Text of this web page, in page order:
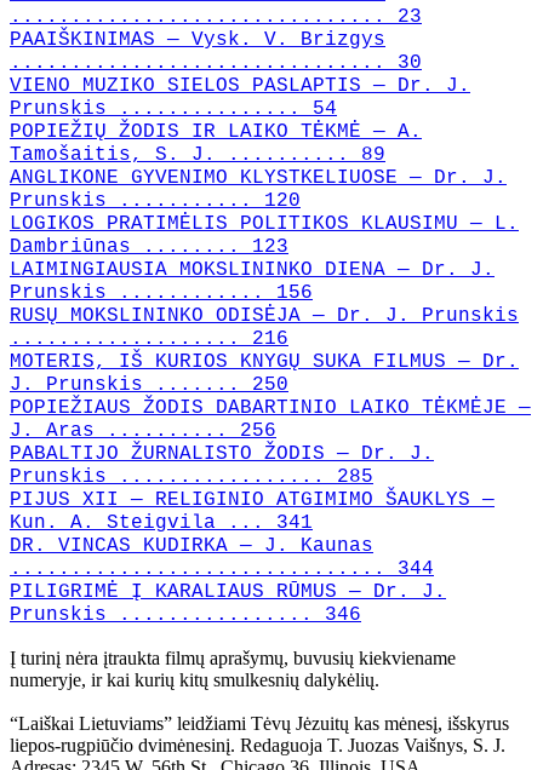
............................... 23
PAAIŠKINIMAS — Vysk. V. Brizgys
............................... 30
VIENO MUZIKO SIELOS PASLAPTIS — Dr. J.
Prunskis ............... 54
POPIEŽIŲ ŽODIS IR LAIKO TĖKMĖ — A.
Tamošaitis, S. J. .......... 89
ANGLIKONE GYVENIMO KLYSTKELIUOSE — Dr. J.
Prunskis ........... 120
LOGIKOS PRATIMĖLIS POLITIKOS KLAUSIMU — L.
Dambriūnas ........ 123
LAIMINGIAUSIA MOKSLININKO DIENA — Dr. J.
Prunskis ............ 156
RUSŲ MOKSLININKO ODISĖJA — Dr. J. Prunskis
................... 216
MOTERIS, IŠ KURIOS KNYGŲ SUKA FILMUS — Dr.
J. Prunskis ....... 250
POPIEŽIAUS ŽODIS DABARTINIO LAIKO TĖKMĖJE —
J. Aras .......... 256
PABALTIJO ŽURNALISTO ŽODIS — Dr. J.
Prunskis ................. 285
PIJUS XII — RELIGINIO ATGIMIMO ŠAUKLYS —
Kun. A. Steigvila ... 341
DR. VINCAS KUDIRKA — J. Kaunas
............................... 344
PILIGRIMĖ Į KARALIAUS RŪMUS — Dr. J.
Prunskis ................ 346
Į turinį nėra įtraukta filmų aprašymų, buvusių kiekviename
numeryje, ir kai kurių kitų smulkesnių dalykėlių.
“Laiškai Lietuviams” leidžiami Tėvų Jėzuitų kas mėnesį, išskyrus
liepos-rugpiūčio dvimėnesinį. Redaguoja T. Juozas Vaišnys, S. J.